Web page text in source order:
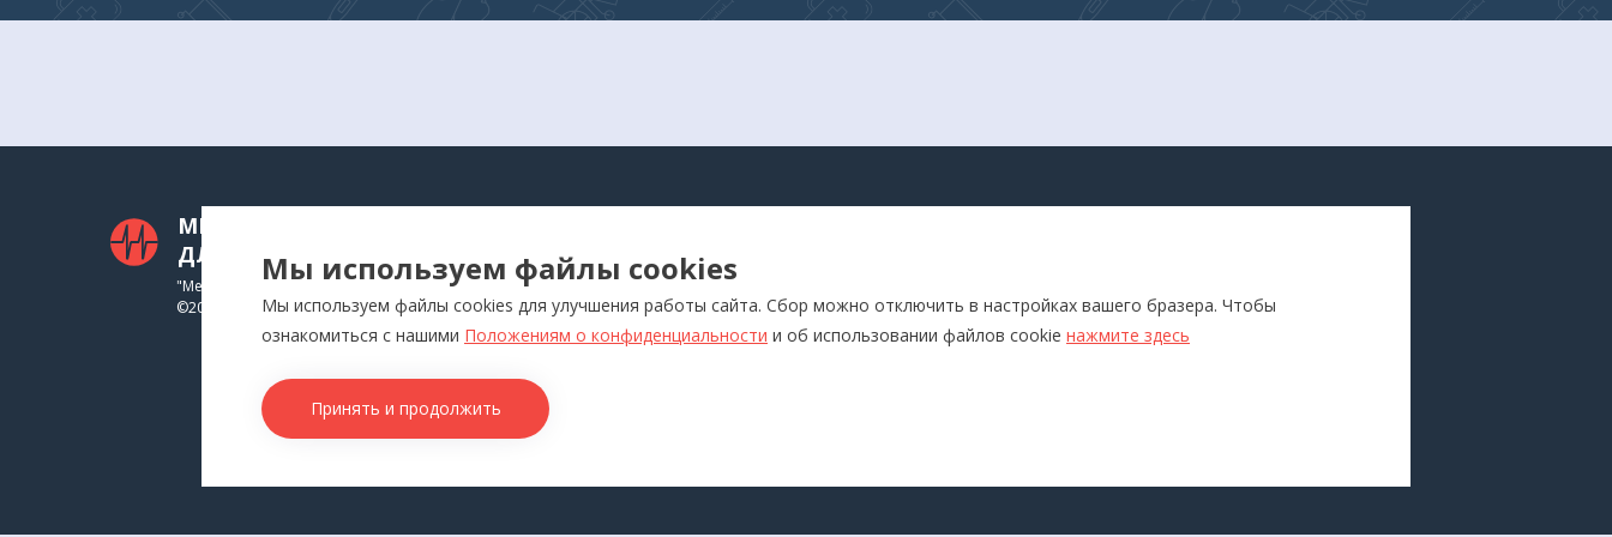
МЕДТЕХНИКА
ДЛЯ ВАС
"Медтехника для Вас"
©2026
Приборы для самоконтроля
Ингаляторы
Физиотерапевтические аппараты
Аппликаторы
Изделия медназначения
Слуховые аппараты и усилители
звука
Бренды
Мы используем файлы cookies
Мы используем файлы cookies для улучшения работы сайта. Сбор можно отключить в настройках вашего бразера. Чтобы
ознакомиться с нашими Положениям о конфиденциальности и об использовании файлов cookie нажмите здесь
Принять и продолжить